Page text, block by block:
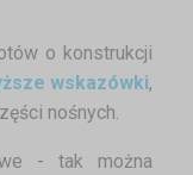
o konstrukcji
wskazówki,
nośnych.
- tak można